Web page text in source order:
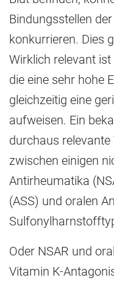
Bindungsstellen
konkurrieren. Dies
Wirklich relevant
die eine sehr hohe
gleichzeitig eine
aufweisen. Ein
durchaus
zwischen einigen
Antirheumatika
(ASS) und oralen
Oder NSAR und
Vitamin K-